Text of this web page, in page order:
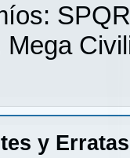
Mega
y Erratas